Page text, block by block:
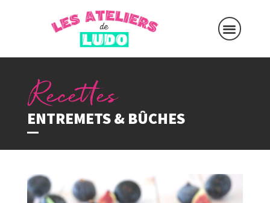
ENTREMETS & BÛCHES